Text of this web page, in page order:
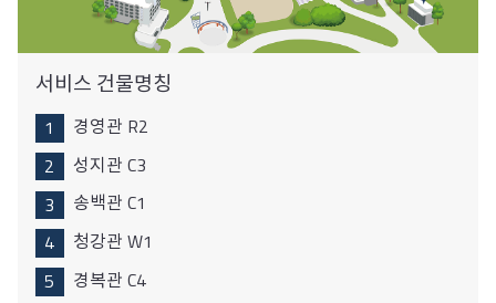
서비스 건물명칭
경영관 R2
성지관 C3
송백관 C1
청강관 W1
경복관 C4